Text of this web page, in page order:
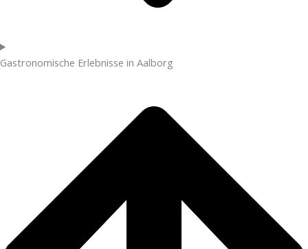
Gastronomische Erlebnisse in Aalborg